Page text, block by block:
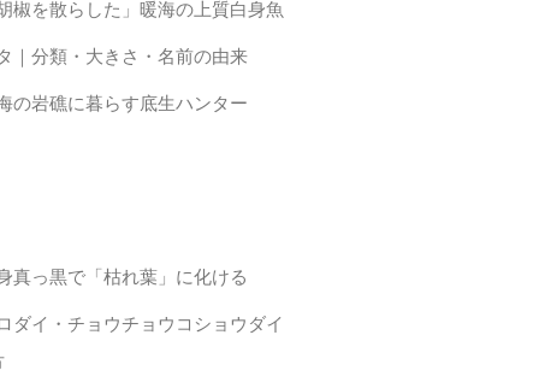
椒を散らした」暖海の上質白身魚
｜分類・大きさ・名前の由来
の岩礁に暮らす底生ハンター
真っ黒で「枯れ葉」に化ける
ダイ・チョウチョウコショウダイ